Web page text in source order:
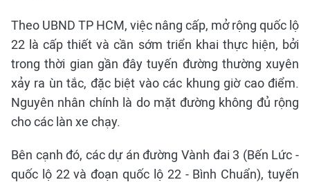
Theo UBND TP HCM, việc nâng cấp, mở rộng quốc lộ
22 là cấp thiết và cần sớm triển khai thực hiện, bởi
trong thời gian gần đây tuyến đường thường xuyên
xảy ra ùn tắc, đặc biệt vào các khung giờ cao điểm.
Nguyên nhân chính là do mặt đường không đủ rộng
cho các làn xe chạy.
Bên cạnh đó, các dự án đường Vành đai 3 (Bến Lức -
quốc lộ 22 và đoạn quốc lộ 22 - Bình Chuẩn), tuyến